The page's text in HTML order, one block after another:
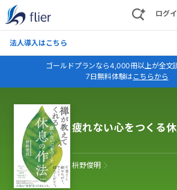
ログ
法人導入はこちら
ゴールドプランなら4,000冊以上が全文
7日無料体験はこちらから
疲れない心をつくる
枡野俊明